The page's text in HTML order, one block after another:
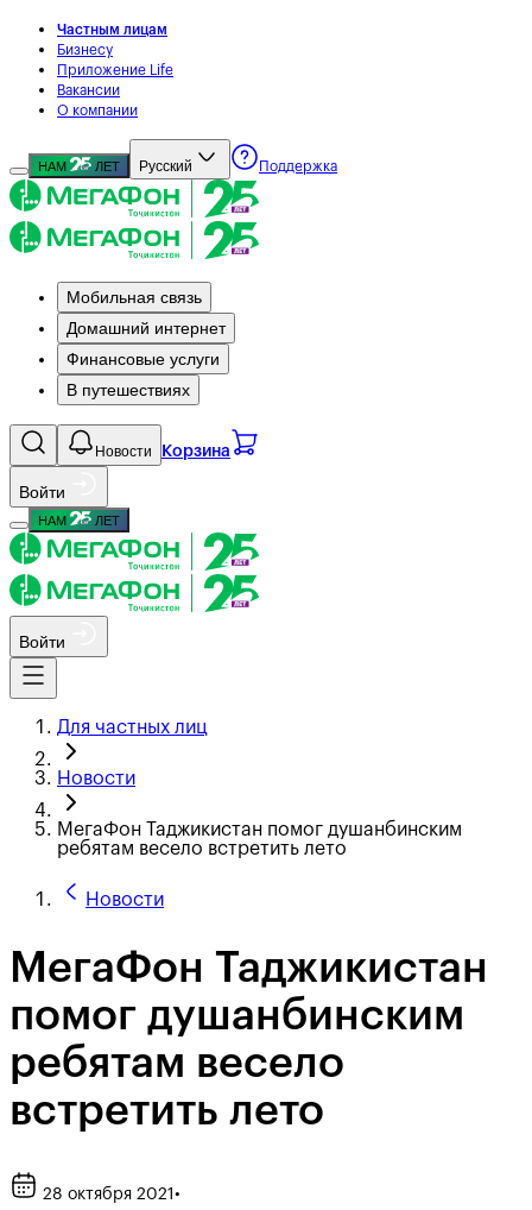
Частным лицам
Бизнесу
Приложение Life
Вакансии
О компании
НАМ ЛЕТ Русский Поддержка
Мобильная связь
Домашний интернет
Финансовые услуги
В путешествиях
Новости Корзина
Войти
НАМ ЛЕТ
Войти
Для частных лиц
Новости
МегаФон Таджикистан помог душанбинским
ребятам весело встретить лето
Новости
МегаФон Таджикистан
помог душанбинским
ребятам весело
встретить лето
28 октября 2021 •